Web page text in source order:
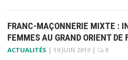
FRANC-MAÇONNERIE MIXTE :
FEMMES AU GRAND ORIENT DE
ACTUALITÉS | 19 JUIN 2010 |
0